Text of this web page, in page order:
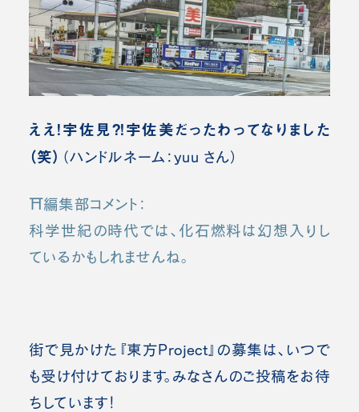
ええ！宇佐見?!宇佐美だったわってなりました
（笑） （ハンドルネーム：yuu さん）
⛩️編集部コメント：
科学世紀の時代では、化石燃料は幻想入りし
ているかもしれませんね。
街で見かけた『東方Project』の募集は、いつで
も受け付けております。みなさんのご投稿をお待
ちしています！